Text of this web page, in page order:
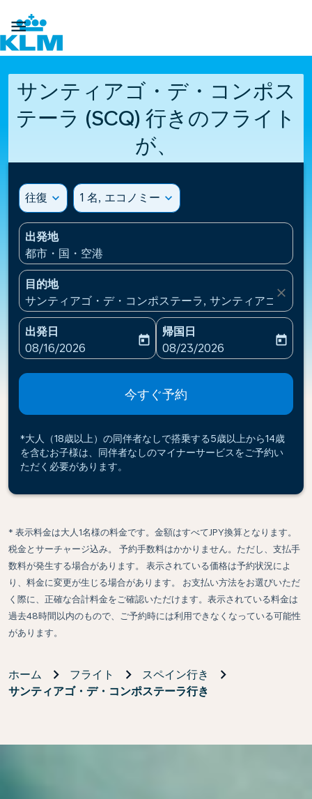

サンティアゴ・デ・コンポス
テーラ (SCQ) 行きのフライト
が、
往復 expand_more 1 名, エコノミー expand_more
出発地
都市・国・空港
目的地
サンティアゴ・デ・コンポステーラ, サンティアゴ・デ
close
出発日
fc-booking-departure-date-aria-label
08/16/2026
today
帰国日
fc-booking-return-date-
08/23/2026
today
今すぐ予約
*大人（18歳以上）の同伴者なしで搭乗する5歳以上から14歳
を含むお子様は、同伴者なしのマイナーサービスをご予約い
ただく必要があります。
* 表示料金は大人1名様の料金です。金額はすべてJPY換算となります。
税金とサーチャージ込み。 予約手数料はかかりません。ただし、支払手
数料が発生する場合があります。 表示されている価格は予約状況によ
り、料金に変更が生じる場合があります。 お支払い方法をお選びいただ
く際に、正確な合計料金をご確認いただけます。表示されている料金は
過去48時間以内のもので、ご予約時には利用できなくなっている可能性
があります。
ホーム フライト
スペイン行き
サンティアゴ・デ・コンポステーラ行き